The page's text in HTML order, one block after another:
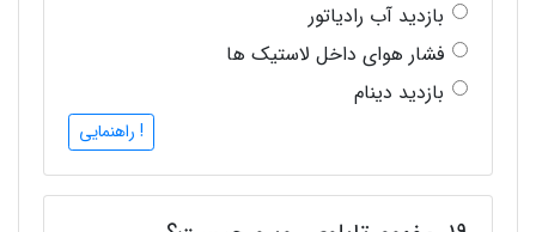
بازدید آب رادیاتور
فشار هوای داخل لاستیک ها
بازدید دینام
! راهنمایی